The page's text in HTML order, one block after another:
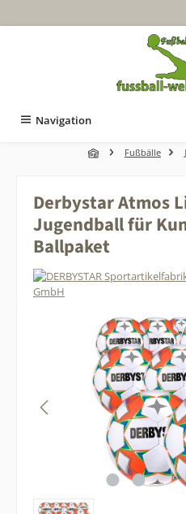
Navigation
Fußbälle
Derbystar Atmos
Jugendball für
Ballpaket
Bildergalerie überspringen